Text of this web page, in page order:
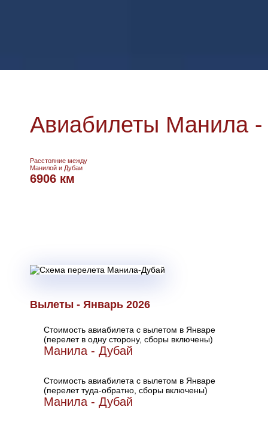
Авиабилеты Манила
Расстояние между
Манилой и Дубаи
6906 км
Вылеты - Январь 2026
Стоимость авиабилета с вылетом в Январе
(перелет в одну сторону, сборы включены)
Манила - Дубай
Стоимость авиабилета с вылетом в Январе
(перелет туда-обратно, сборы включены)
Манила - Дубай